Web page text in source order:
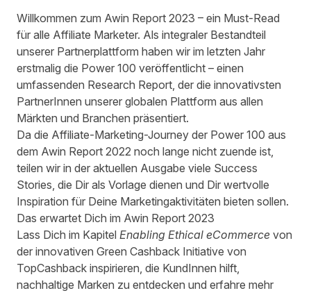
Willkommen zum Awin Report 2023 – ein Must-Read
für alle Affiliate Marketer. Als integraler Bestandteil
unserer Partnerplattform haben wir im letzten Jahr
erstmalig die Power 100 veröffentlicht – einen
umfassenden Research Report, der die innovativsten
PartnerInnen unserer globalen Plattform aus allen
Märkten und Branchen präsentiert.
Da die Affiliate-Marketing-Journey der Power 100 aus
dem Awin Report 2022 noch lange nicht zuende ist,
teilen wir in der aktuellen Ausgabe viele Success
Stories, die Dir als Vorlage dienen und Dir wertvolle
Inspiration für Deine Marketingaktivitäten bieten sollen.
Das erwartet Dich im Awin Report 2023
Lass Dich im Kapitel Enabling Ethical eCommerce von
der innovativen Green Cashback Initiative von
TopCashback inspirieren , die KundInnen hilft,
nachhaltige Marken zu entdecken und erfahre mehr